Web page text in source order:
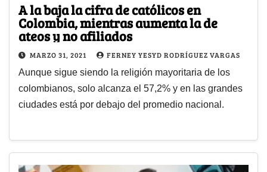
A la baja la cifra de católicos en
Colombia, mientras aumenta la de
ateos y no afiliados
MARZO 31, 2021 FERNEY YESYD RODRÍGUEZ VARGAS
Aunque sigue siendo la religión mayoritaria de los
colombianos, solo alcanza el 57,2% y en las grandes
ciudades está por debajo del promedio nacional.